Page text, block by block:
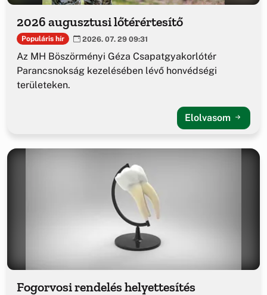
2026 augusztusi lőtérértesítő
Populáris hír 2026. 07. 29 09:31
Az MH Böszörményi Géza Csapatgyakorlótér
Parancsnokság kezelésében lévő honvédségi
területeken.
Elolvasom
Fogorvosi rendelés helyettesítés